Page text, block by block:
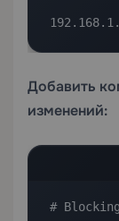
Добавить
изменений:
#